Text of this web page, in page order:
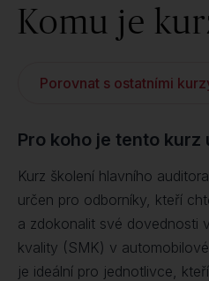
Komu je
Porovnat s ostatními
Pro koho je tento kurz
Kurz školení hlavního
určen pro odborníky, kteří
a zdokonalit své dovednosti
kvality (SMK) v
je ideální pro jednotlivce,